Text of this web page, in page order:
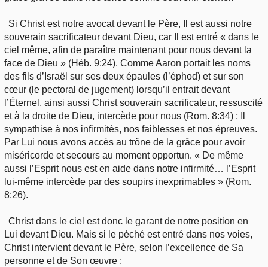
Si Christ est notre avocat devant le Père, Il est aussi notre
souverain sacrificateur devant Dieu, car Il est entré « dans le
ciel même, afin de paraître maintenant pour nous devant la
face de Dieu » (Héb. 9:24). Comme Aaron portait les noms
des fils d’Israël sur ses deux épaules (l’éphod) et sur son
cœur (le pectoral de jugement) lorsqu’il entrait devant
l’Éternel, ainsi aussi Christ souverain sacrificateur, ressuscité
et à la droite de Dieu, intercède pour nous (Rom. 8:34) ; Il
sympathise à nos infirmités, nos faiblesses et nos épreuves.
Par Lui nous avons accès au trône de la grâce pour avoir
miséricorde et secours au moment opportun. « De même
aussi l’Esprit nous est en aide dans notre infirmité… l’Esprit
lui-même intercède par des soupirs inexprimables » (Rom.
8:26).
Christ dans le ciel est donc le garant de notre position en
Lui devant Dieu. Mais si le péché est entré dans nos voies,
Christ intervient devant le Père, selon l’excellence de Sa
personne et de Son œuvre :